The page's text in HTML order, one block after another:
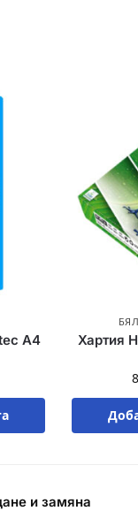
A4
Хартия
и замяна